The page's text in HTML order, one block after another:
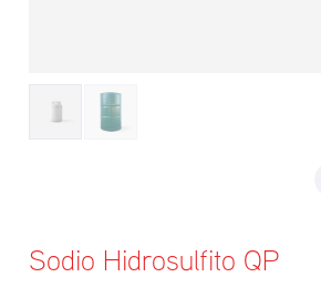
Sodio Hidrosulfito QP